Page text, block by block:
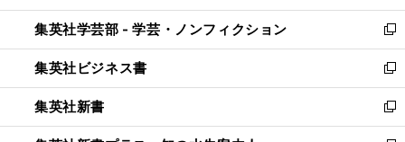
開
く
ウ
で
開
く
ン
ド
ウ
で
開
く
ウ
ィ
ン
ド
ウ
で
開
集英社学芸部 - 学芸・ノンフィクション
新
し
い
ウ
ィ
ン
集英社ビジネス書
新
し
い
ウ
集英社新書
新
し